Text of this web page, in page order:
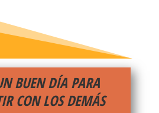
BUEN DÍA PARA
CON LOS DEMÁS